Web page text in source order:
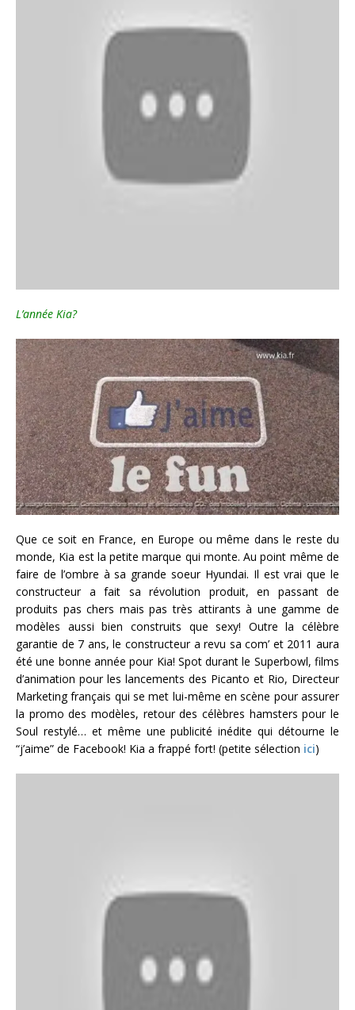
L’année Kia?
Que ce soit en France, en Europe ou même dans le reste du
monde, Kia est la petite marque qui monte. Au point même de
faire de l’ombre à sa grande soeur Hyundai. Il est vrai que le
constructeur a fait sa révolution produit, en passant de
produits pas chers mais pas très attirants à une gamme de
modèles aussi bien construits que sexy! Outre la célèbre
garantie de 7 ans, le constructeur a revu sa com’ et 2011 aura
été une bonne année pour Kia! Spot durant le Superbowl, films
d’animation pour les lancements des Picanto et Rio, Directeur
Marketing français qui se met lui-même en scène pour assurer
la promo des modèles, retour des célèbres hamsters pour le
Soul restylé… et même une publicité inédite qui détourne le
“j’aime” de Facebook! Kia a frappé fort! (petite sélection ici)